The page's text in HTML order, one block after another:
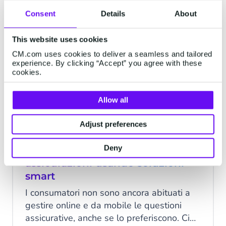
Consent Details About
This website uses cookies
CM.com uses cookies to deliver a seamless and tailored
experience. By clicking “Accept” you agree with these
cookies.
Allow all
Adjust preferences
Deny
distinti, con implicazioni molto diverse sul
valore legale dei documenti sottoscritti.
SIGN
Come digitalizzare facilmente le
assicurazioni usando soluzioni
smart
I consumatori non sono ancora abituati a
gestire online e da mobile le questioni
assicurative, anche se lo preferiscono. Ciò